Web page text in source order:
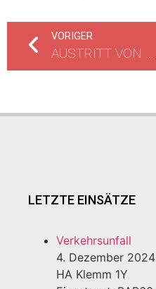
VORIGER
AUSTRITT VON XYLOL
LETZTE EINSÄTZE
Verkehrsunfall
4. Dezember 2024
HA Klemm 1Y